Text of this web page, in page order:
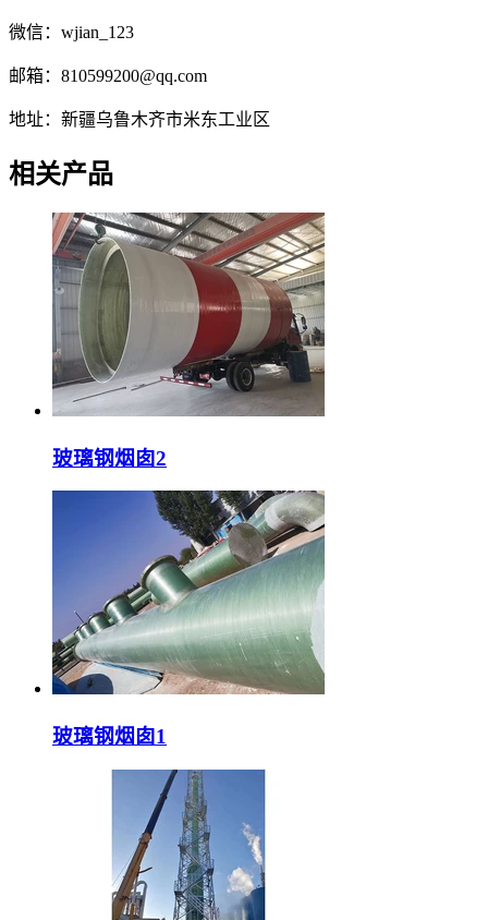
微信：wjian_123
邮箱：810599200@qq.com
地址：新疆乌鲁木齐市米东工业区
相关产品
玻璃钢烟囱2
玻璃钢烟囱1